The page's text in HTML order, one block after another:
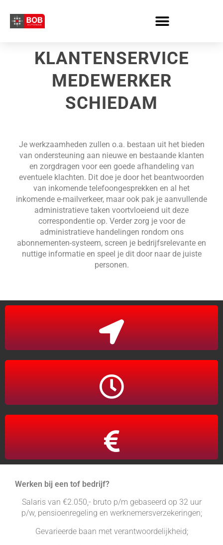
content
KLANTENSERVICE
MEDEWERKER
SCHIEDAM
Je werkzaamheden zullen o.a. bestaan uit het bieden
van ondersteuning aan nieuwe en bestaande klanten
en zorgdragen voor een goede afhandeling van
eventuele klachten. Dit doe je door het beantwoorden
van inkomende telefoongesprekken en al het
inkomende e-mailverkeer, maar ook pak je aanvullende
administratieve taken voortvloeiend uit deze
correspondentie op. Verder zorg je voor de
administratieve handelingen rondom ons
abonnementen-systeem, screen je bedrijfsrelevante en
nuttige informatie en speel je dit door naar de juiste
personen.
Schiedam
Parttime 32 uur
Salaris tot €2.050,- o.b.v. 32 uur
Werken bij een tof bedrijf?
Salaris van €2.050,- bruto p/m gebaseerd op 32 uur
p/w, pensioenregeling en werknemersverzekeringen;
Gevarieerde baan met verantwoordelijkheid;